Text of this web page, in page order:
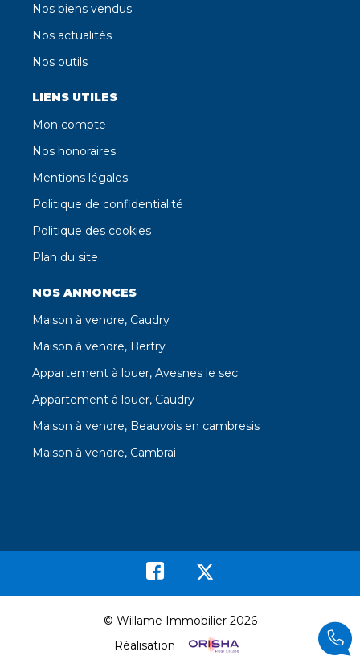
Nos biens vendus
Nos actualités
Nos outils
LIENS UTILES
Mon compte
Nos honoraires
Mentions légales
Politique de confidentialité
Politique des cookies
Plan du site
NOS ANNONCES
Maison à vendre, Caudry
Maison à vendre, Bertry
Appartement à louer, Avesnes le sec
Appartement à louer, Caudry
Maison à vendre, Beauvois en cambresis
Maison à vendre, Cambrai
© Willame Immobilier 2026
Réalisation